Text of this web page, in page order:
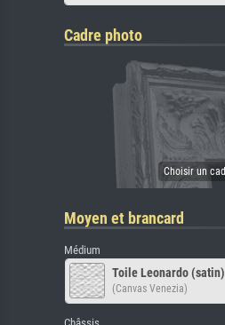
Cadre photo
Moyen et brancard
Médium
Toile Leonardo (satin)
(Canvas Venezia)